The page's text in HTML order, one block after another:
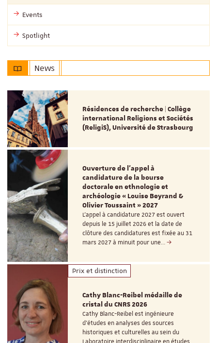
Events
Spotlight
News
Résidences de recherche | Collège
international Religions et Sociétés
(ReligiS), Université de Strasbourg
Ouverture de l'appel à
candidature de la bourse
doctorale en ethnologie et
archéologie « Louise Beyrand &
Olivier Toussaint » 2027
L’appel à candidature 2027 est ouvert
depuis le 15 juillet 2026 et la date de
clôture des candidatures est fixée au 31
mars 2027 à minuit pour une…
Prix et distinction
Cathy Blanc-Reibel médaille de
cristal du CNRS 2026
Cathy Blanc-Reibel est ingénieure
d’études en analyses des sources
historiques et culturelles au sein du